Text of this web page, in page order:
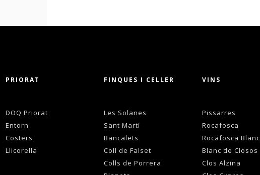
PRIORAT
DOQ Priorat
Entorn
Costers
Llicorella
FINQUES I CELLER
Les Solanes
Sant Martí
Bancalets
Coll de Falset
Colls de Porrera
VINS
Pissarres
Rocafosca
Rocafosca Blanc
Blanc de Closos
Clos Alzina